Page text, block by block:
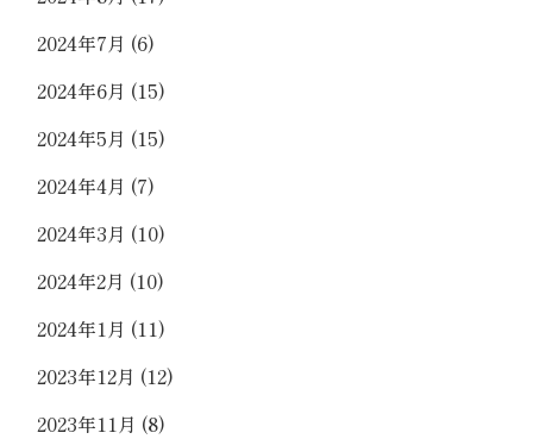
2024年7月 (6)
2024年6月 (15)
2024年5月 (15)
2024年4月 (7)
2024年3月 (10)
2024年2月 (10)
2024年1月 (11)
2023年12月 (12)
2023年11月 (8)